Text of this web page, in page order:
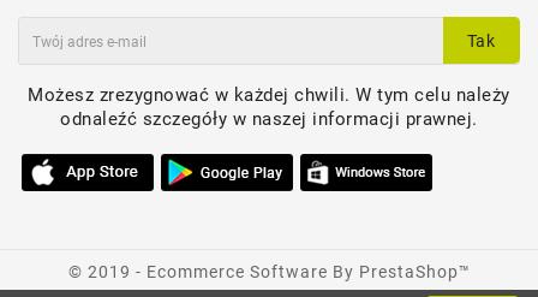
LUKSUSOWY PLAFON - FE-
Tak
Możesz zrezygnować w każdej chwili. W tym celu należy
odnaleźć szczegóły w naszej informacji prawnej.
© 2019 - Ecommerce Software By PrestaShop™